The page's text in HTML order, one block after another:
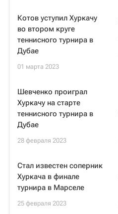
Котов уступил Хуркачу
во втором круге
теннисного турнира в
Дубае
01 марта 2023
Шевченко проиграл
Хуркачу на старте
теннисного турнира в
Дубае
28 февраля 2023
Стал известен соперник
Хуркача в финале
турнира в Марселе
25 февраля 2023